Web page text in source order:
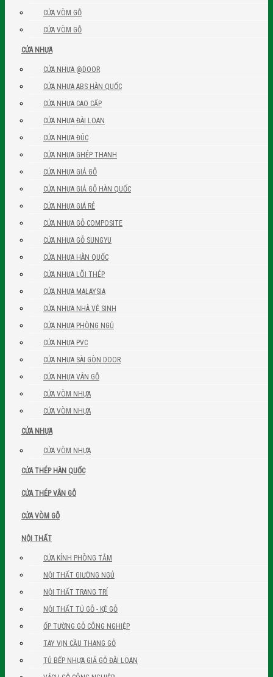
CỬA VÒM GỖ
CỬA VÒM GỖ
CỬA NHỰA
CỬA NHỰA @DOOR
CỬA NHỰA ABS HÀN QUỐC
CỬA NHỰA CAO CẤP
CỬA NHỰA ĐÀI LOAN
CỬA NHỰA ĐÚC
CỬA NHỰA GHÉP THANH
CỬA NHỰA GIẢ GỖ
CỬA NHỰA GIẢ GỖ HÀN QUỐC
CỬA NHỰA GIÁ RẺ
CỬA NHỰA GỖ COMPOSITE
CỬA NHỰA GỖ SUNGYU
CỬA NHỰA HÀN QUỐC
CỬA NHỰA LÕI THÉP
CỬA NHỰA MALAYSIA
CỬA NHỰA NHÀ VỆ SINH
CỬA NHỰA PHÒNG NGỦ
CỬA NHỰA PVC
CỬA NHỰA SÀI GÒN DOOR
CỬA NHỰA VÂN GỖ
CỬA VÒM NHỰA
CỬA VÒM NHỰA
CỬA NHỰA
CỬA VÒM NHỰA
CỬA THÉP HÀN QUỐC
CỬA THÉP VÂN GỖ
CỬA VÒM GỖ
NỘI THẤT
CỬA KÍNH PHÒNG TẮM
NỘI THẤT GIƯỜNG NGỦ
NỘI THẤT TRANG TRÍ
NỘI THẤT TỦ GỖ - KỆ GỖ
ỐP TƯỜNG GỖ CÔNG NGHIỆP
TAY VỊN CẦU THANG GỖ
TỦ BẾP NHỰA GIẢ GỖ ĐÀI LOAN